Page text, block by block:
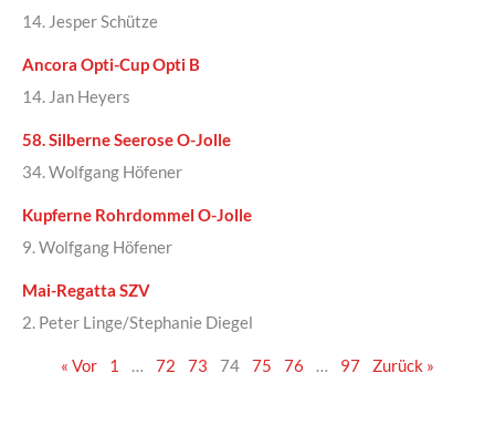
14. Jesper Schütze
Ancora Opti-Cup Opti B
14. Jan Heyers
58. Silberne Seerose O-Jolle
34. Wolfgang Höfener
Kupferne Rohrdommel O-Jolle
9. Wolfgang Höfener
Mai-Regatta SZV
2. Peter Linge/Stephanie Diegel
« Vor 1 … 72 73 74 75 76 … 97 Zurück »